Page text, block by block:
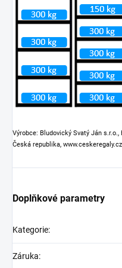
Výrobce: Bludovický Svatý Ján
Česká republika, www.ceskeregaly.cz
Doplňkové parametry
Kategorie:
Záruka: